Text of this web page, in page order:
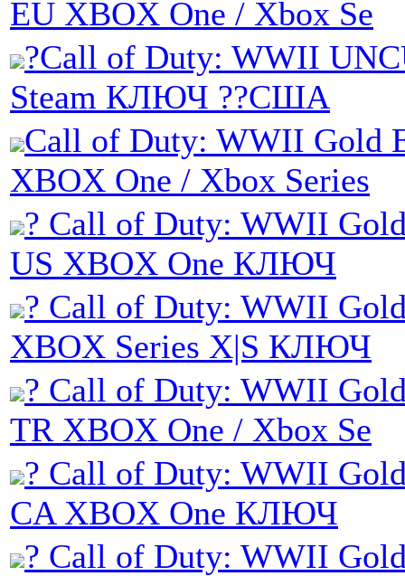
EU XBOX One / Xbox Se
?Call of Duty: WWII
Steam КЛЮЧ ??США
Call of Duty: WWII Gold
XBOX One / Xbox Series
? Call of Duty: WWII
US XBOX One КЛЮЧ
? Call of Duty: WWII
XBOX Series X|S КЛЮЧ
? Call of Duty: WWII
TR XBOX One / Xbox Se
? Call of Duty: WWII
CA XBOX One КЛЮЧ
? Call of Duty: WWII